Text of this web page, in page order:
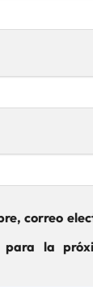
correo
para la